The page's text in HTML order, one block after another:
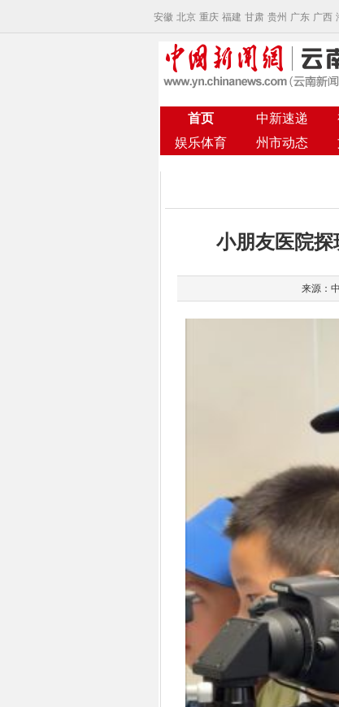
安徽 北京 重庆 福建 甘肃 贵州 广东 广西
首页 中新速递
娱乐体育
州市动态
小朋友医院
来源：